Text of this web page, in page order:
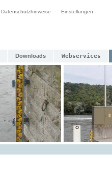
Datenschutzhinweise Einstellungen
Downloads Webservices